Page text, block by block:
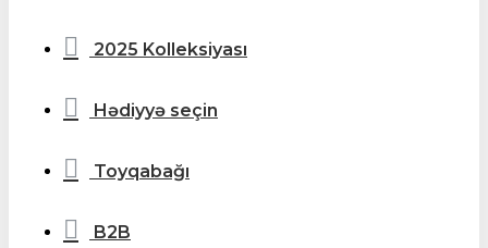
2025 Kolleksiyası
Hədiyyə seçin
Toyqabağı
B2B